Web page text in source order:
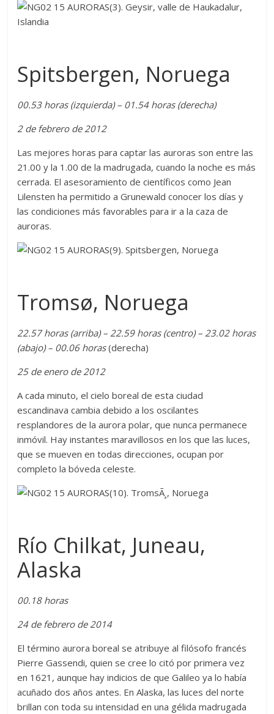
Spitsbergen, Noruega
00.53 horas (izquierda) – 01.54 horas (derecha)
2 de febrero de 2012
Las mejores horas para captar las auroras son entre las
21.00 y la 1.00 de la madrugada, cuando la noche es más
cerrada. El asesoramiento de científicos como Jean
Lilensten ha permitido a Grunewald conocer los días y
las condiciones más favorables para ir a la caza de
auroras.
Tromsø, Noruega
22.57 horas (arriba) – 22.59 horas (centro) – 23.02 horas
(abajo) – 00.06 horas(derecha)
25 de enero de 2012
A cada minuto, el cielo boreal de esta ciudad
escandinava cambia debido a los oscilantes
resplandores de la aurora polar, que nunca permanece
inmóvil. Hay instantes maravillosos en los que las luces,
que se mueven en todas direcciones, ocupan por
completo la bóveda celeste.
Río Chilkat, Juneau,
Alaska
00.18 horas
24 de febrero de 2014
El término aurora boreal se atribuye al filósofo francés
Pierre Gassendi, quien se cree lo citó por primera vez
en 1621, aunque hay indicios de que Galileo ya lo había
acuñado dos años antes. En Alaska, las luces del norte
brillan con toda su intensidad en una gélida madrugada